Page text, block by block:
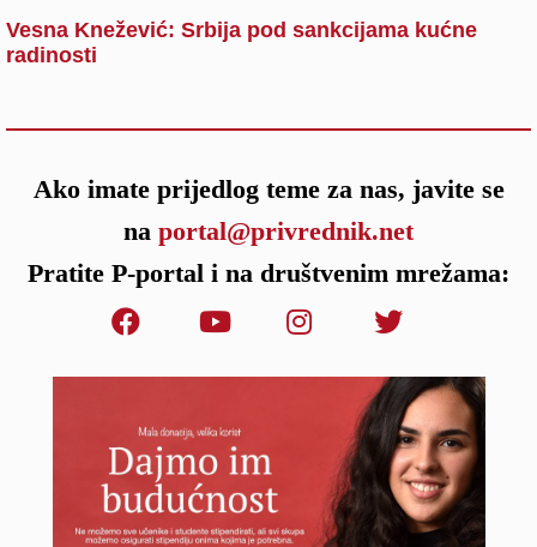
Vesna Knežević: Srbija pod sankcijama kućne
radinosti
Ako imate prijedlog teme za nas, javite se
na portal@privrednik.net
Pratite P-portal i na društvenim mrežama: